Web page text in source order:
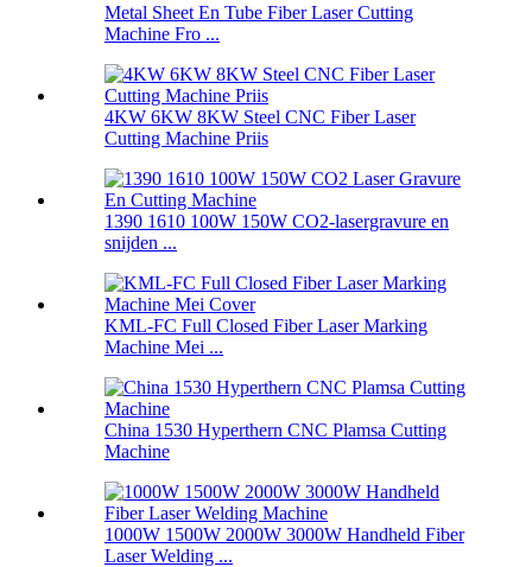
Metal Sheet En Tube Fiber Laser Cutting
Machine Fro ...
4KW 6KW 8KW Steel CNC Fiber Laser
Cutting Machine Priis
1390 1610 100W 150W CO2-lasergravure en
snijden ...
KML-FC Full Closed Fiber Laser Marking
Machine Mei ...
China 1530 Hyperthern CNC Plamsa Cutting
Machine
1000W 1500W 2000W 3000W Handheld Fiber
Laser Welding ...